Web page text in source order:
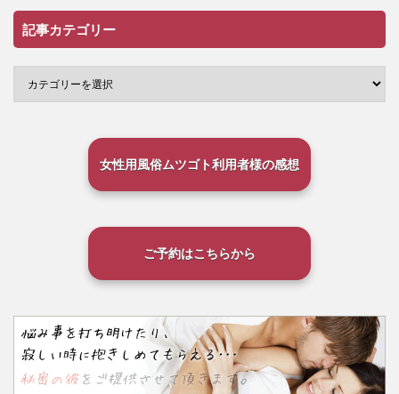
記事カテゴリー
女性用風俗ムツゴト利用者様の感想
ご予約はこちらから